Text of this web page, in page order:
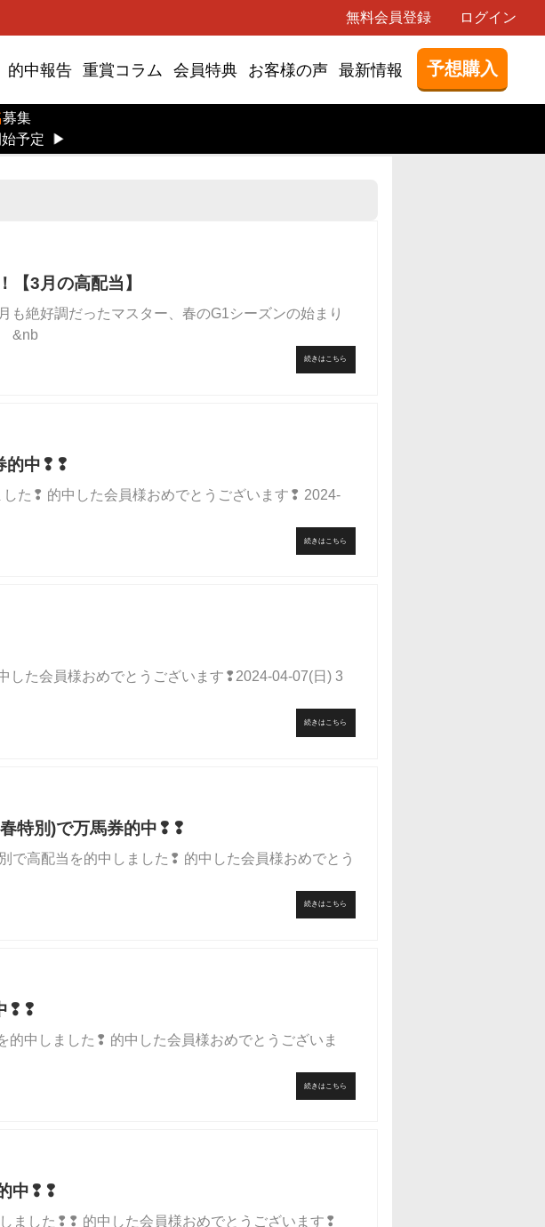
無料会員登録 ログイン
的中報告 重賞コラム 会員特典 お客様の声 最新情報 予想購入
募集
予定
▶
【3月の高配当】
も絶好調だったマスター、春のG1シーズンの始まり
&nb
続きはこちら
的中❢❢
た❢ 的中した会員様おめでとうございます❢ 2024-
続きはこちら
た会員様おめでとうございます❢2024-04-07(日) 3
続きはこちら
特別)で万馬券的中❢❢
で高配当を的中しました❢ 的中した会員様おめでとう
続きはこちら
❢❢
中しました❢ 的中した会員様おめでとうございま
続きはこちら
中❢❢
ました❢❢ 的中した会員様おめでとうございます❢